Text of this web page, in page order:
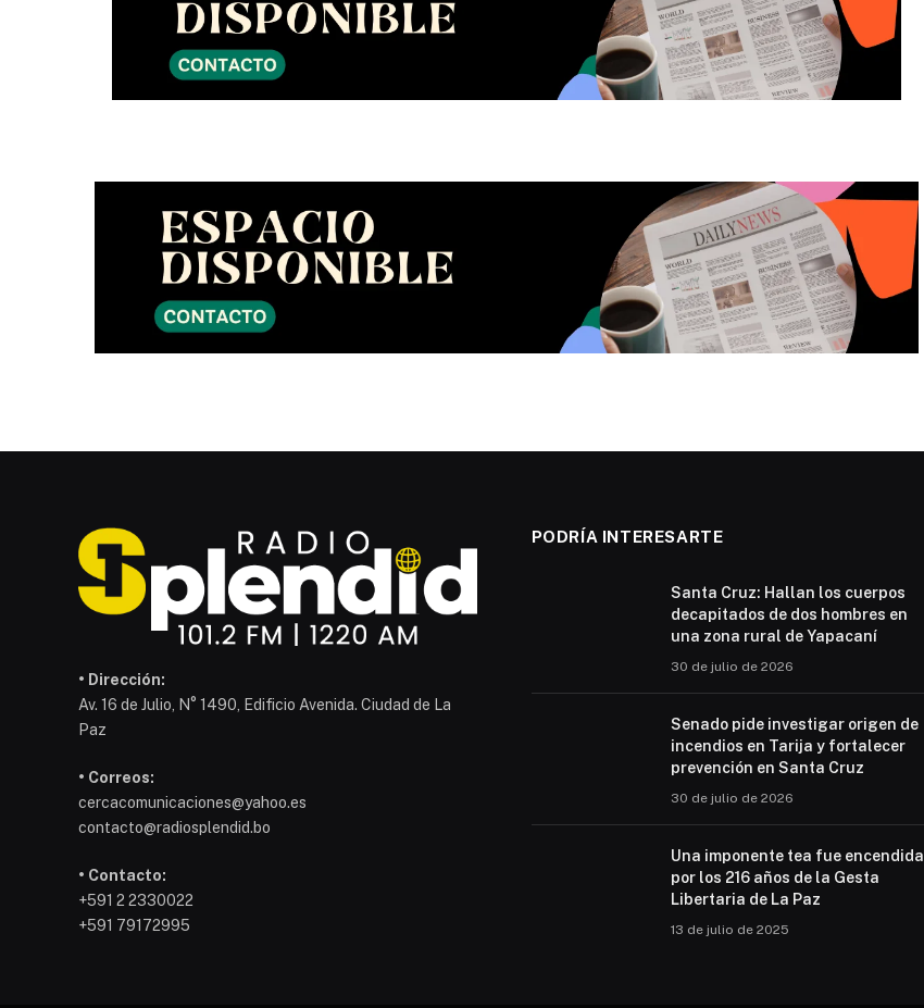
• Dirección:
Av. 16 de Julio, N° 1490, Edificio Avenida. Ciudad de La
Paz
• Correos:
cercacomunicaciones@yahoo.es
contacto@radiosplendid.bo
• Contacto:
+591 2 2330022
+591 79172995
PODRÍA INTERESARTE
Santa Cruz: Hallan los cuerpos
decapitados de dos hombres en
una zona rural de Yapacaní
30 de julio de 2026
Senado pide investigar origen de
incendios en Tarija y fortalecer
prevención en Santa Cruz
30 de julio de 2026
Una imponente tea fue encendida
por los 216 años de la Gesta
Libertaria de La Paz
13 de julio de 2025